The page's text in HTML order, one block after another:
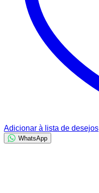
Adicionar à lista de desejos
WhatsApp